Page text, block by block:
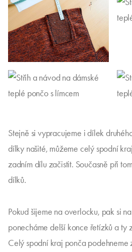
Stejně si vypracujeme i dílek
dílky našité, můžeme celý spodní
zadním dílu začistit. Současně při
dílků.
Pokud šijeme na overlocku, pak si
ponecháme delší konce řetízků a ty
Celý spodní kraj ponča